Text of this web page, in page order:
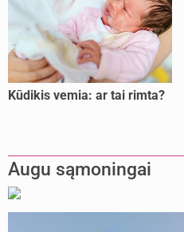
Kūdikis vemia: ar tai rimta?
Augu sąmoningai